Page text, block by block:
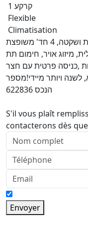
קרקע 1
Flexible
Climatisation
פינת רח' דוד המלך קרוב למלון, עורפית ושקטה, 4 חד' משופצת
מיזוג אויר, חימום תת
,כניסה פרטית עם חצר
ויותר מיידי!מספר
הנכס 622836
S'il vous plaît
contacterons dès
Envoyer